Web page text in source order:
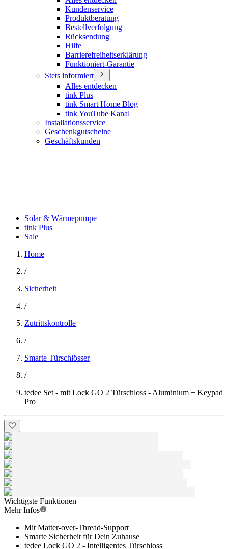
Kundenservice
Produktberatung
Bestellverfolgung
Rücksendung
Hilfe
Barrierefreiheitserklärung
Funktioniert-Garantie
Stets informiert
Alles entdecken
tink Plus
tink Smart Home Blog
tink YouTube Kanal
Installationsservice
Geschenkgutscheine
Geschäftskunden
Solar & Wärmepumpe
tink Plus
Sale
Home
/
Sicherheit
/
Zutrittskontrolle
/
Smarte Türschlösser
/
tedee Set - mit Lock GO 2 Türschloss - Aluminium + Keypad
Pro
Wichtigste Funktionen
Mehr Infos
Mit Matter-over-Thread-Support
Smarte Sicherheit für Dein Zuhause
tedee Lock GO 2 - Intelligentes Türschloss